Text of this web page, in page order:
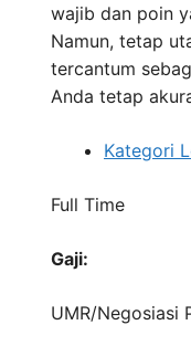
wajib dan poin
Namun, tetap
tercantum
Anda tetap
Kategori
Full Time
Gaji:
UMR/Negosiasi